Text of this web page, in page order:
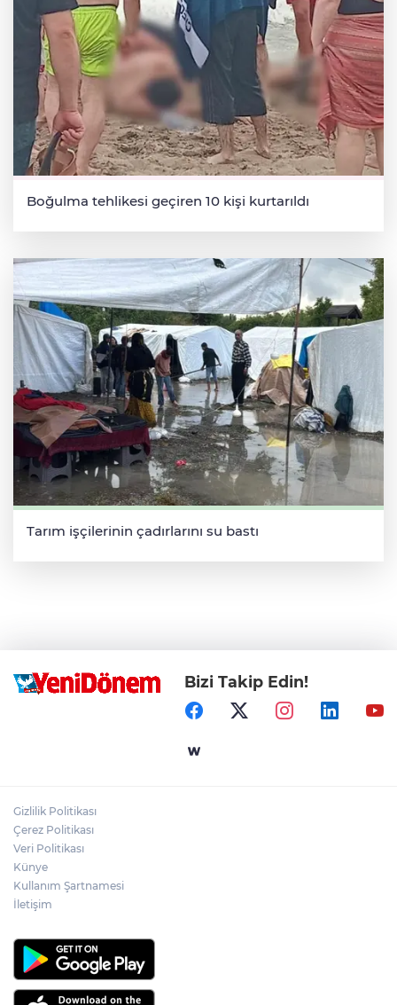
Boğulma tehlikesi geçiren 10 kişi kurtarıldı
Tarım işçilerinin çadırlarını su bastı
Bizi Takip Edin!
Gizlilik Politikası
Çerez Politikası
Veri Politikası
Künye
Kullanım Şartnamesi
İletişim